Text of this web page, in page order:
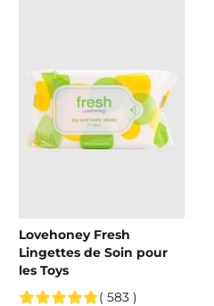
Lovehoney Fresh
Lingettes de Soin pour
les Toys
( 583 )